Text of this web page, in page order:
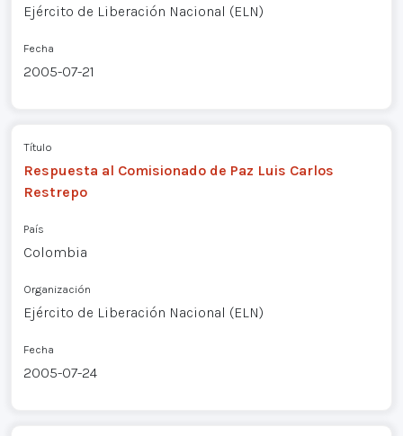
Ejército de Liberación Nacional (ELN)
Fecha
2005-07-21
Título
Respuesta al Comisionado de Paz Luis Carlos
Restrepo
País
Colombia
Organización
Ejército de Liberación Nacional (ELN)
Fecha
2005-07-24